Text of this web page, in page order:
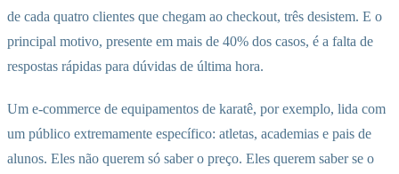
de cada quatro clientes que chegam ao checkout, três desistem. E o
principal motivo, presente em mais de 40% dos casos, é a falta de
respostas rápidas para dúvidas de última hora.
Um e-commerce de equipamentos de karatê, por exemplo, lida com
um público extremamente específico: atletas, academias e pais de
alunos. Eles não querem só saber o preço. Eles querem saber se o